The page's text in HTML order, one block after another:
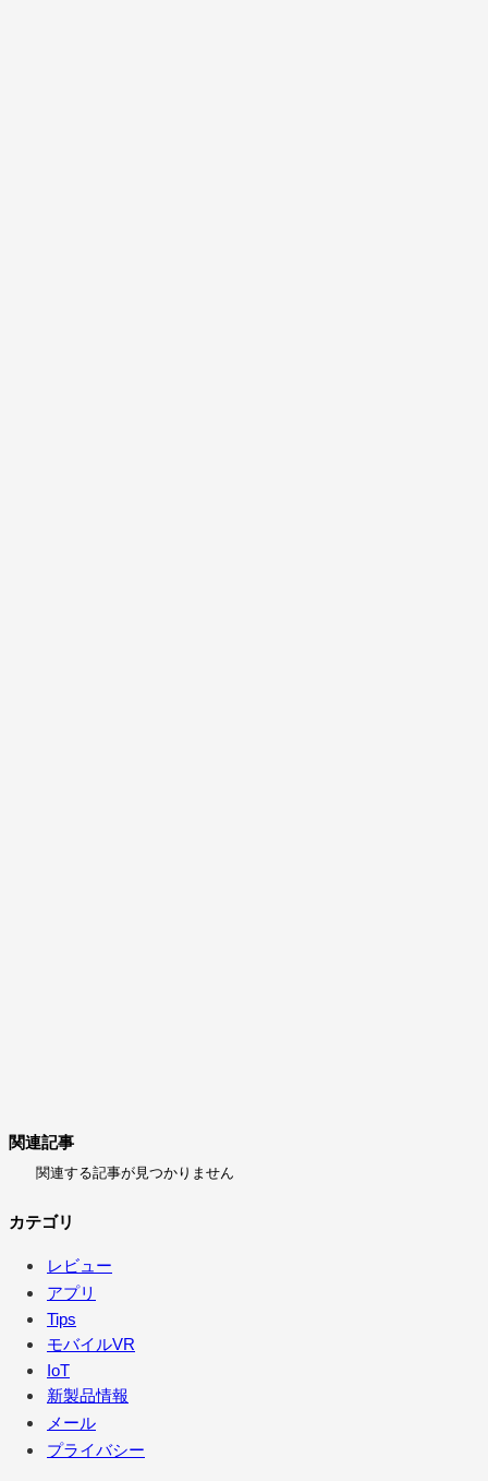
関連記事
関連する記事が見つかりません
カテゴリ
レビュー
アプリ
Tips
モバイルVR
IoT
新製品情報
メール
プライバシー